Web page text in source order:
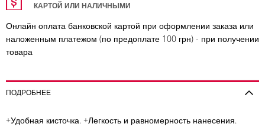
КАРТОЙ ИЛИ НАЛИЧНЫМИ
Онлайн оплата банковской картой при оформлении заказа или
наложенным платежом (по предоплате 100 грн) - при получении
товара
ПОДРОБНЕЕ
+Удобная кисточка. +Легкость и равномерность нанесения.